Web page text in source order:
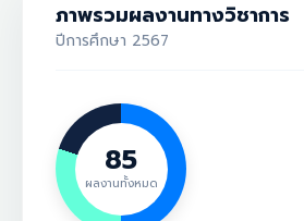
ภาพรวมผลงานทางวิชาการ
ปีการศึกษา 2567
85
ผลงานทั้งหมด